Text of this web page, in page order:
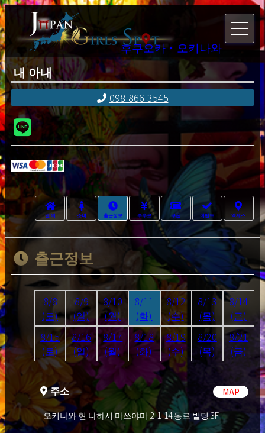
후쿠오카・오키나와
내 아내
098-866-3545
맨 위 소녀 출근정보 수수료 쿠폰 이벤트 액세스
출근정보
8/8
(토)
8/9
(일)
8/10
(월)
8/11
(화)
8/12
(수)
8/13
(목)
8/14
(금)
8/15
(토)
8/16
(일)
8/17
(월)
8/18
(화)
8/19
(수)
8/20
(목)
8/21
(금)
주소
오키나와 현 나하시 마쓰야마 2-1-14 동료 빌딩 3F
MAP